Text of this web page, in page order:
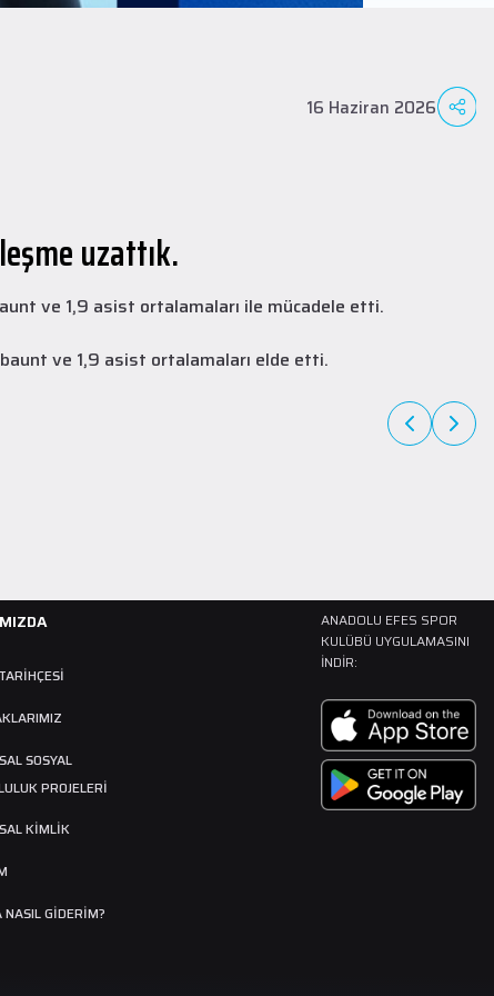
16 Haziran 2026
uzattık.
ve 1,9 asist ortalamaları ile mücadele etti.
ve 1,9 asist ortalamaları elde etti.
Ailemizin en yeni üyesi Collin Malcolm!
1997 doğumlu Amerikalı oyuncu Collin Malcolm, üniversite kariyerini
Warner Pacific College'da tamamladıktan sonra profesyonel
SOSYAL
PROJELERİ
KİMLİK
NASIL GIDERIM?
ANADOLU EFES SPOR
KULÜBÜ UYGULAMASINI
İNDIR: